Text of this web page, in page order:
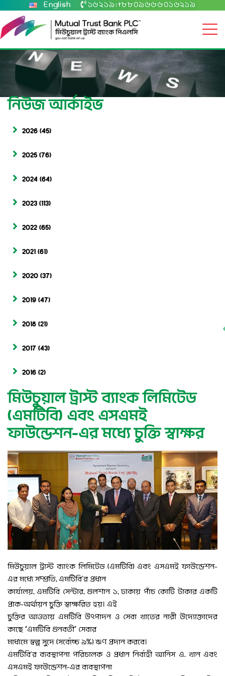
English ১৬২১৯ +৮৮০৯৬৬৬০১৬২১৯
নিউজ আর্কাইভ
2026 (45)
2025 (76)
2024 (64)
2023 (113)
2022 (65)
2021 (61)
2020 (37)
2019 (47)
2018 (21)
2017 (43)
2016 (2)
মিউচুয়াল ট্রাস্ট ব্যাংক লিমিটেড
(এমটিবি) এবং এসএমই
ফাউন্ডেশন-এর মধ্যে চুক্তি স্বাক্ষর
মিউচুয়াল ট্রাস্ট ব্যাংক লিমিটেড (এমটিবি) এবং এসএমই ফাউন্ডেশন-
এর মধ্যে সম্প্রতি, এমটিবি’র প্রধান
কার্যালয়, এমটিবি সেন্টার, গুলশান ১, ঢাকায় পাঁচ কোটি টাকার একটি
প্রাক-অর্থায়ন চুক্তি স্বাক্ষরিত হয়। এই
চুক্তির আওতায় এমটিবি উৎপাদন ও সেবা খাতের নারী উদ্যোক্তাদের
কাছে “এমটিবি গুনবতী” সেবার
মাধ্যমে স্বল্প সুদে (সর্বোচ্চ ৯%) ঋণ প্রদান করবে।
এমটিবি’র ব্যবস্থাপনা পরিচালক ও প্রধান নির্বাহী আনিস এ. খান এবং
এসএমই ফাউন্ডেশন-এর ব্যবস্থাপনা